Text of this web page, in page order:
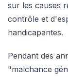
sur les causes
contrôle et
handicapantes.
Pendant des
"malchance